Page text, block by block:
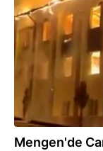
Mengen'de